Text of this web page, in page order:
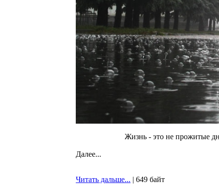
Жизнь - это не прожитые
Далее...
Читать дальше... | 649 байт